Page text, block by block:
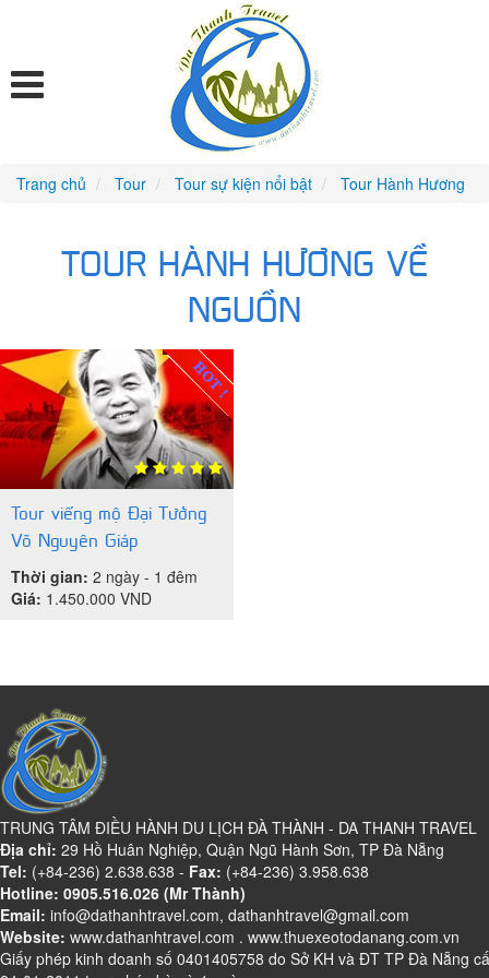
Trang chủ Tour Tour sự kiện nổi bật Tour Hành Hương
TOUR HÀNH HƯƠNG VỀ
NGUỒN
Tour viếng mộ Đại Tướng
Võ Nguyên Giáp
Thời gian: 2 ngày - 1 đêm
Giá: 1.450.000 VND
TRUNG TÂM ĐIỀU HÀNH DU LỊCH ĐÀ THÀNH - DA THANH TRAVEL
Địa chỉ: 29 Hồ Huân Nghiệp, Quận Ngũ Hành Sơn, TP Đà Nẵng
Tel: (+84-236) 2.638.638 - Fax: (+84-236) 3.958.638
Hotline: 0905.516.026 (Mr Thành)
Email: info@dathanhtravel.com, dathanhtravel@gmail.com
Website: www.dathanhtravel.com . www.thuexeotodanang.com.vn
Giấy phép kinh doanh số 0401405758 do Sở KH và ĐT TP Đà Nẵng